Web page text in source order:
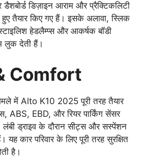
डिज़ाइन आराम और प्रैक्टिकलिटी
हुए तैयार किए गए हैं। इसके अलावा, स्लिक
हेडलैम्प्स और आकर्षक बॉडी
लुक देती हैं।
Comfort
में Alto K10 2025 पूरी तरह तैयार
ABS, EBD, और रियर पार्किंग सेंसर
ड्राइव के दौरान सीट्स और सस्पेंशन
कार परिवार के लिए पूरी तरह सुरक्षित
है।